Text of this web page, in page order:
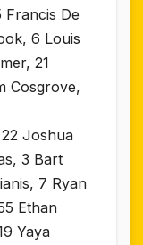
Francis De
6 Louis
21
Cosgrove,
Joshua
3 Bart
7 Ryan
Ethan
Yaya